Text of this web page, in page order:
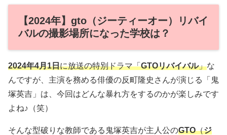
【2024年】gto（ジーティーオー）リバイ
バルの撮影場所になった学校は？
2024年4月1日に放送の特別ドラマ「GTOリバイバル」な
んですが、主演を務める俳優の反町隆史さんが演じる「鬼
塚英吉」は、今回はどんな暴れ方をするのかが楽しみです
よね♪（笑）
そんな型破りな教師である鬼塚英吉が主人公のGTO（ジ